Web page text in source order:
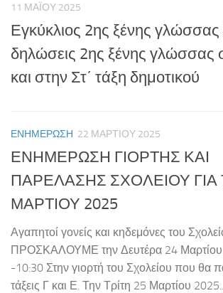
11 ΜΑΪ́ΟΥ 2025
Εγκύκλιος 2ης ξένης
δηλώσεις 2ης ξένης γλώσσας
και στην Στ΄ τάξη δημοτικού
ΕΝΗΜΕΡΩΣΗ 22 ΜΑΡΤΊΟΥ 2025
ΕΝΗΜΕΡΩΣΗ ΓΙΟΡΤΗΣ ΚΑΙ
ΠΑΡΕΛΑΣΗΣ ΣΧΟΛΕΙΟΥ ΓΙΑ
ΜΑΡΤΙΟΥ 2025
Αγαπητοί γονείς και κηδεμόνες του
ΠΡΟΣΚΑΛΟΥΜΕ την Δευτέρα 24 Μαρτίου
-10:30 Στην γιορτή του Σχολείου που θα
τάξεις Γ και Ε. Την Τρίτη 25 Μαρτίου